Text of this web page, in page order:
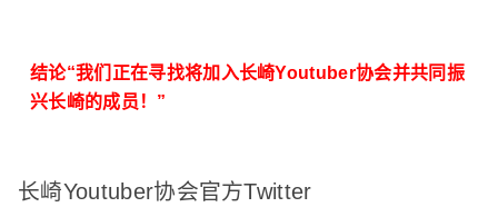
结论“我们正在寻找将加入长崎Youtuber协会并共同振
兴长崎的成员！”
长崎Youtuber协会官方Twitter